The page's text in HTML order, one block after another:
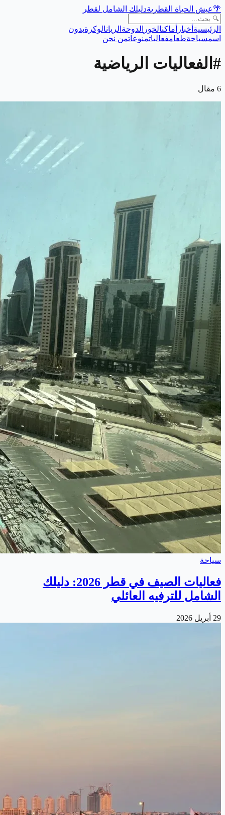
🌴عيش الحياة القطريةدليلك الشامل لقطر
الرئيسية أخبار أماكنالخور الدوحة الريانالوكرةبدون
اسمسياحةطعامفعالياتمنوعاتمن نحن
# الفعاليات الرياضية
6 مقال
سياحة
فعاليات الصيف في قطر 2026: دليلك
الشامل للترفيه العائلي
29 أبريل 2026